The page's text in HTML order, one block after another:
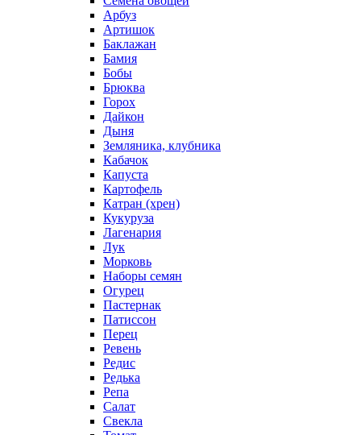
Арбуз
Артишок
Баклажан
Бамия
Бобы
Брюква
Горох
Дайкон
Дыня
Земляника, клубника
Кабачок
Капуста
Картофель
Катран (хрен)
Кукуруза
Лагенария
Лук
Морковь
Наборы семян
Огурец
Пастернак
Патиссон
Перец
Ревень
Редис
Редька
Репа
Салат
Свекла